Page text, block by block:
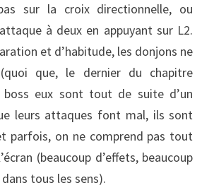
sur la croix directionnelle, ou
à deux en appuyant sur L2.
et d’habitude, les donjons ne
que, le dernier du chapitre
eux sont tout de suite d’un
leurs attaques font mal, ils sont
parfois, on ne comprend pas tout
(beaucoup d’effets, beaucoup
tous les sens).